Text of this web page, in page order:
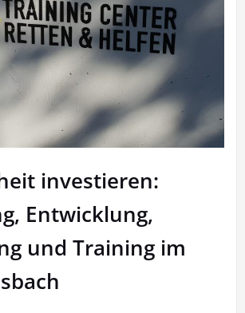
investieren:
Entwicklung,
und Training im